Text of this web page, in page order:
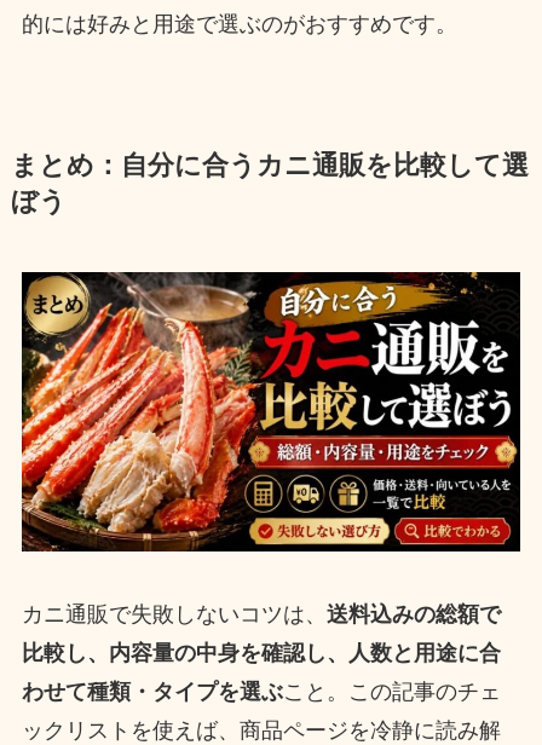
的には好みと用途で選ぶのがおすすめです。
まとめ：自分に合うカニ通販を比較して選
ぼう
カニ通販で失敗しないコツは、 送料込みの総額で
比較し、内容量の中身を確認し、人数と用途に合
わせて種類・タイプを選ぶこと。この記事のチェ
ックリストを使えば、商品ページを冷静に読み解